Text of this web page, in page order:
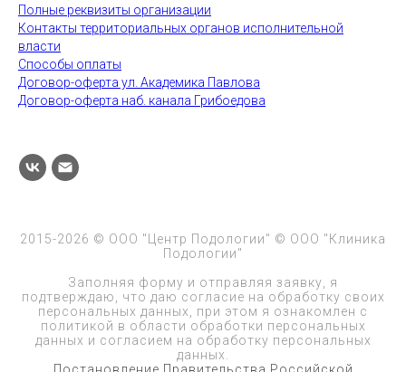
Полные реквизиты организации
Контакты территориальных органов исполнительной
власти
Способы оплаты
Договор-оферта ул. Академика Павлова
Договор-оферта наб. канала Грибоедова
2015-2026 © ООО "Центр Подологии" © ООО "Клиника
Подологии"
Заполняя форму и отправляя заявку, я
подтверждаю, что даю согласие на обработку своих
персональных данных, при этом я ознакомлен с
политикой в области обработки персональных
данных и согласием на обработку персональных
данных.
Постановление Правительства Российской